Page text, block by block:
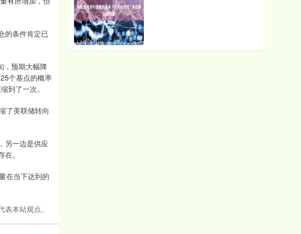
的条件肯定已
，预期大幅降
个基点的概率
到了一次。
了美联储转向
另一边是供应
。
在当下达到的
本站观点。